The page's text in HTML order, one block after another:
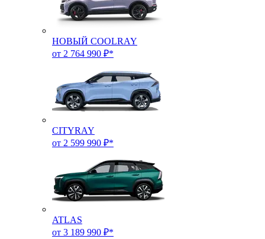
НОВЫЙ COOLRAY
от 2 764 990 ₽*
CITYRAY
от 2 599 990 ₽*
ATLAS
от 3 189 990 ₽*